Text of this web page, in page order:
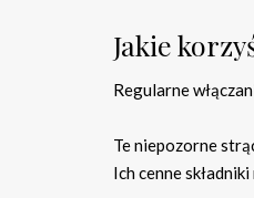
Jakie
Regularne
Te niepozorne
Ich cenne